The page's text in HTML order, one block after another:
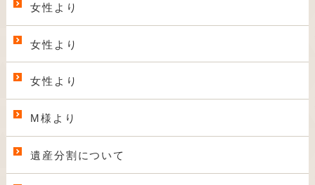
女性より
女性より
女性より
M様より
遺産分割について